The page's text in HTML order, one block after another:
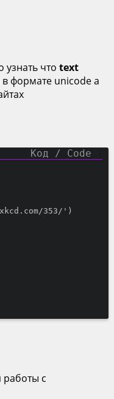
узнать что text
формате unicode а
353/')
с